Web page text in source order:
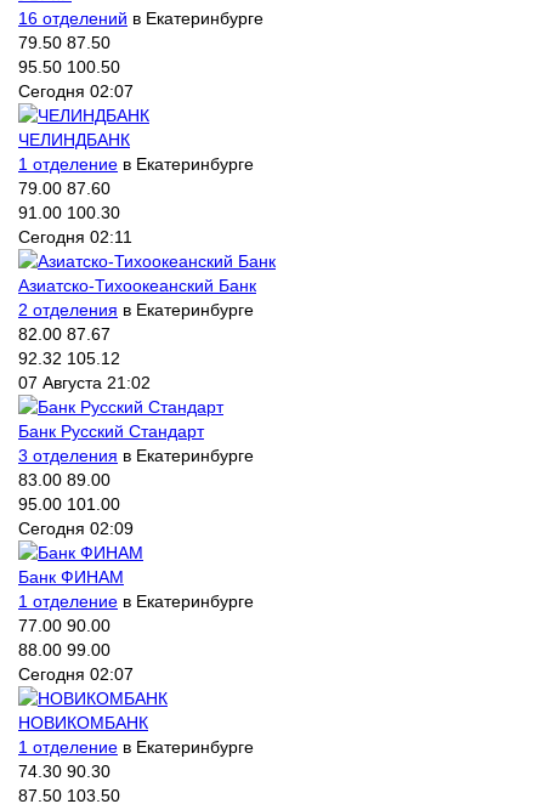
16 отделений в Екатеринбурге
79.50 87.50
95.50 100.50
Сегодня 02:07
ЧЕЛИНДБАНК
1 отделение в Екатеринбурге
79.00 87.60
91.00 100.30
Сегодня 02:11
Азиатско-Тихоокеанский Банк
2 отделения в Екатеринбурге
82.00 87.67
92.32 105.12
07 Августа 21:02
Банк Русский Стандарт
3 отделения в Екатеринбурге
83.00 89.00
95.00 101.00
Сегодня 02:09
Банк ФИНАМ
1 отделение в Екатеринбурге
77.00 90.00
88.00 99.00
Сегодня 02:07
НОВИКОМБАНК
1 отделение в Екатеринбурге
74.30 90.30
87.50 103.50